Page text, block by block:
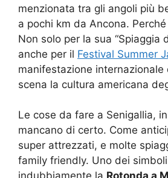
menzionata tra gli angoli più
a pochi km da Ancona.
Non solo per la sua “Spiaggia
anche per il Festival Summer
manifestazione internazionale
scena la cultura americana
Le cose da fare a Senigallia,
mancano di certo. Come
super attrezzati, e molte
family friendly. Uno dei
indubbiamente la Rotonda a